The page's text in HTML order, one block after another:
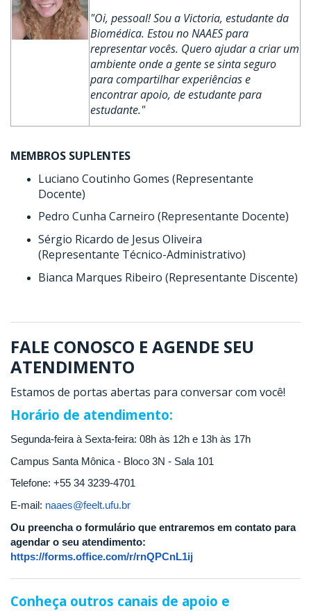
"Oi, pessoal! Sou a Victoria, estudante da
Biomédica. Estou no NAAES para
representar vocês. Quero ajudar a criar um
ambiente onde a gente se sinta seguro
para compartilhar experiências e
encontrar apoio, de estudante para
estudante."
MEMBROS SUPLENTES
Luciano Coutinho Gomes (Representante
Docente)
Pedro Cunha Carneiro (Representante Docente)
Sérgio Ricardo de Jesus Oliveira
(Representante Técnico-Administrativo)
Bianca Marques Ribeiro (Representante Discente)
FALE CONOSCO E AGENDE SEU
ATENDIMENTO
Estamos de portas abertas para conversar com você!
Horário de atendimento:
Segunda-feira à Sexta-feira: 08h às 12h e 13h às 17h
Campus Santa Mônica - Bloco 3N - Sala 101
Telefone: +55 34 3239-4701
E-mail: naaes@feelt.ufu.br
Ou preencha o formulário que entraremos em contato para
agendar o seu atendimento:
https://forms.office.com/r/rnQPCnL1ij
Conheça outros canais de apoio e